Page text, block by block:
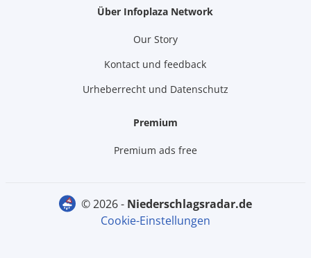
Über Infoplaza Network
Our Story
Kontact und feedback
Urheberrecht und Datenschutz
Premium
Premium ads free
© 2026 -
niederschlagsradar.de
Cookie-Einstellungen